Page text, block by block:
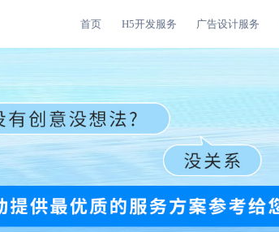
首页 H5开发服务 广告设计服务